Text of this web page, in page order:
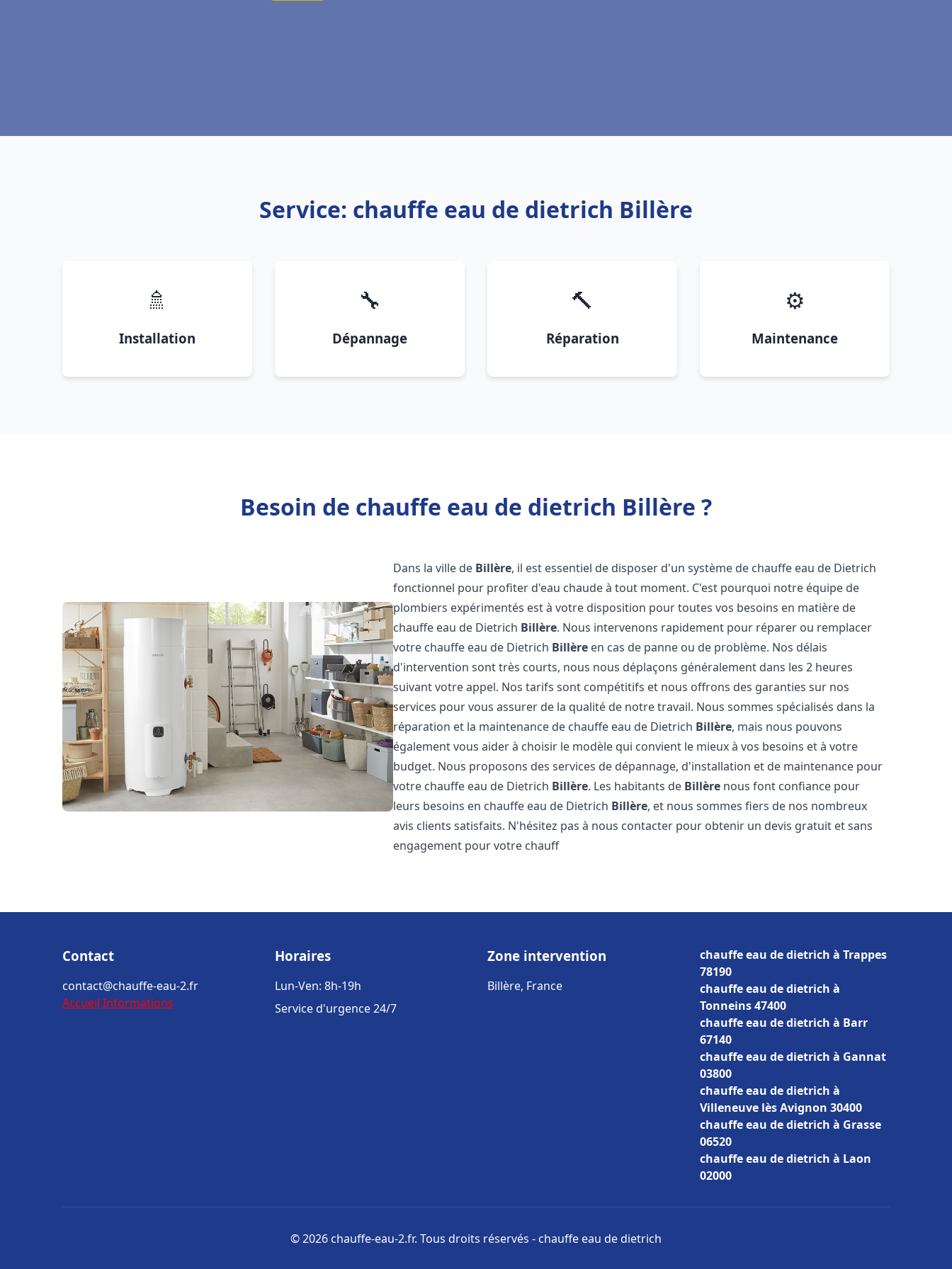
Service: chauffe eau de dietrich Billère
🚿
Installation
🔧
Dépannage
🔨
Réparation
⚙️
Maintenance
Besoin de chauffe eau de dietrich Billère ?
Dans la ville de Billère, il est essentiel de disposer d'un système de chauffe eau de Dietrich
fonctionnel pour profiter d'eau chaude à tout moment. C'est pourquoi notre équipe de
plombiers expérimentés est à votre disposition pour toutes vos besoins en matière de
chauffe eau de Dietrich Billère. Nous intervenons rapidement pour réparer ou remplacer
votre chauffe eau de Dietrich Billère en cas de panne ou de problème. Nos délais
d'intervention sont très courts, nous nous déplaçons généralement dans les 2 heures
suivant votre appel. Nos tarifs sont compétitifs et nous offrons des garanties sur nos
services pour vous assurer de la qualité de notre travail. Nous sommes spécialisés dans la
réparation et la maintenance de chauffe eau de Dietrich Billère, mais nous pouvons
également vous aider à choisir le modèle qui convient le mieux à vos besoins et à votre
budget. Nous proposons des services de dépannage, d'installation et de maintenance pour
votre chauffe eau de Dietrich Billère. Les habitants de Billère nous font confiance pour
leurs besoins en chauffe eau de Dietrich Billère, et nous sommes fiers de nos nombreux
avis clients satisfaits. N'hésitez pas à nous contacter pour obtenir un devis gratuit et sans
engagement pour votre chauff
Contact
contact@chauffe-eau-2.fr
Accueil Informations
Horaires
Lun-Ven: 8h-19h
Service d'urgence 24/7
Zone intervention
Billère, France
chauffe eau de dietrich à Trappes
78190
chauffe eau de dietrich à
Tonneins 47400
chauffe eau de dietrich à Barr
67140
chauffe eau de dietrich à Gannat
03800
chauffe eau de dietrich à
Villeneuve lès Avignon 30400
chauffe eau de dietrich à Grasse
06520
chauffe eau de dietrich à Laon
02000
© 2026 chauffe-eau-2.fr. Tous droits réservés - chauffe eau de dietrich